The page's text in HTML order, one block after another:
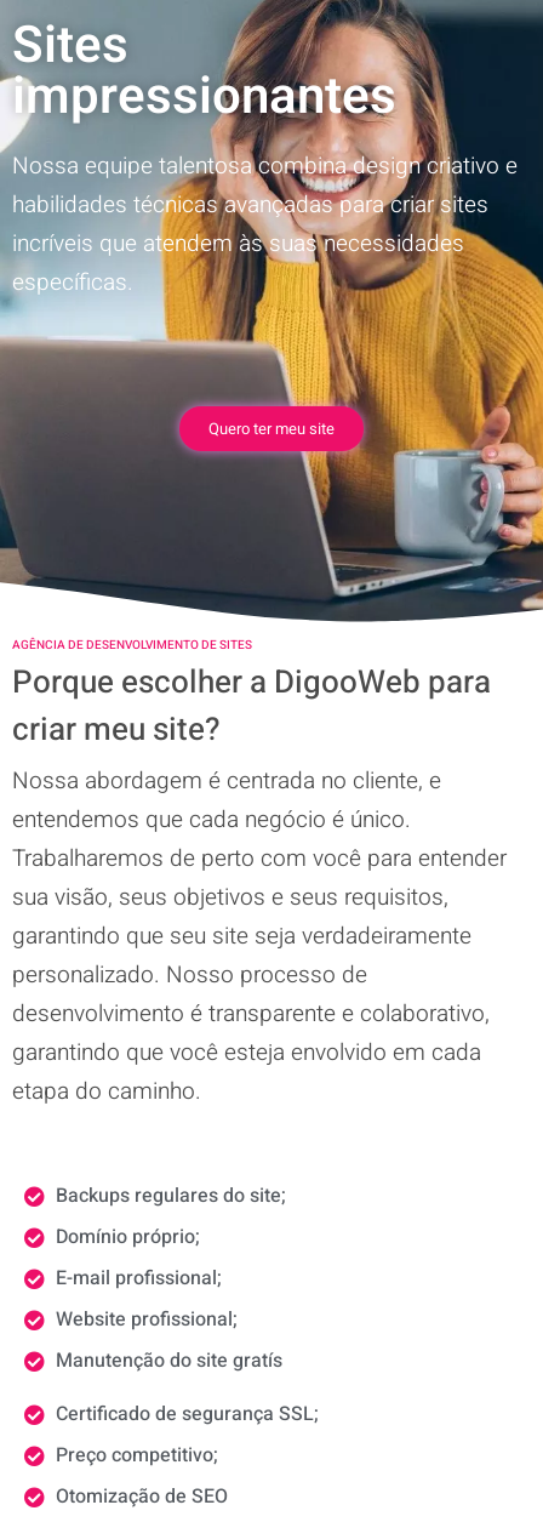
Sites
impressionantes
Nossa equipe talentosa combina design criativo e
habilidades técnicas avançadas para criar sites
incríveis que atendem às suas necessidades
específicas.
Quero ter meu site
AGÊNCIA DE DESENVOLVIMENTO DE SITES
Porque escolher a DigooWeb para
criar meu site?
Nossa abordagem é centrada no cliente, e
entendemos que cada negócio é único.
Trabalharemos de perto com você para entender
sua visão, seus objetivos e seus requisitos,
garantindo que seu site seja verdadeiramente
personalizado. Nosso processo de
desenvolvimento é transparente e colaborativo,
garantindo que você esteja envolvido em cada
etapa do caminho.
Backups regulares do site;
Domínio próprio;
E-mail profissional;
Website profissional;
Manutenção do site gratís
Certificado de segurança SSL;
Preço competitivo;
Otomização de SEO